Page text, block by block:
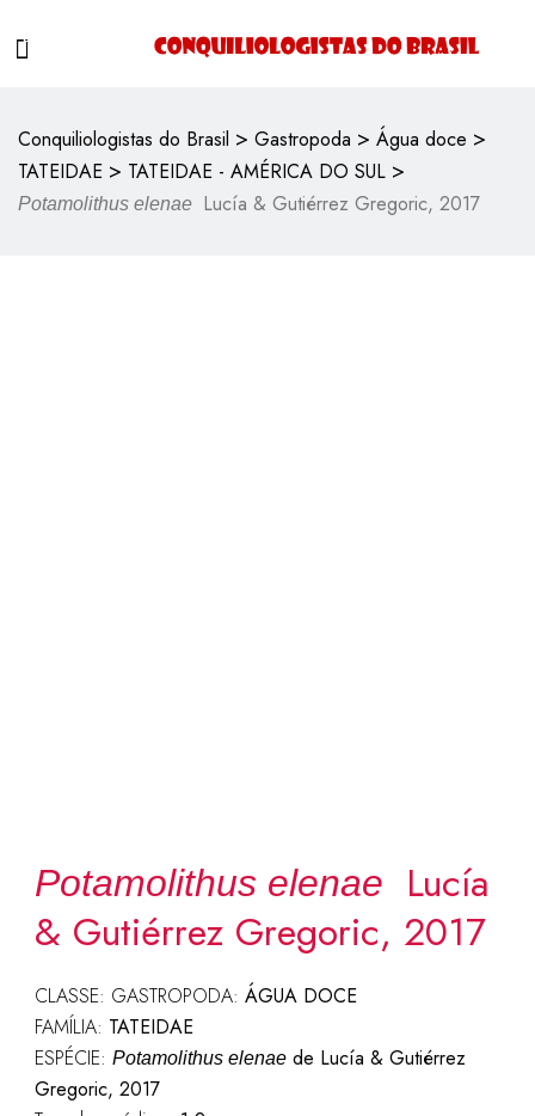
Conquiliologistas do Brasil > Gastropoda > Água doce >
TATEIDAE > TATEIDAE - AMÉRICA DO SUL >
Potamolithus elenae Lucía & Gutiérrez Gregoric, 2017
Potamolithus elenae
Lucía
& Gutiérrez Gregoric, 2017
CLASSE: GASTROPODA: ÁGUA DOCE
FAMÍLIA: TATEIDAE
ESPÉCIE: Potamolithus elenaede Lucía & Gutiérrez
Gregoric, 2017